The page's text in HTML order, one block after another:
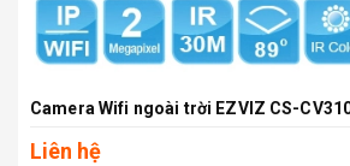
Camera Wifi ngoài trời EZVIZ CS-
Liên hệ